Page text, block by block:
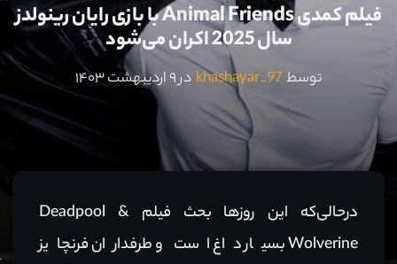
فیلم کمدی Animal Friends با بازی رایان رینولدز
سال 2025 اکران می‌شود
توسط khashayar_97 در ۹ اردیبهشت ۱۴۰۳
درحالی‌که این روزها بحث فیلم Deadpool &
Wolverine بسیار داغ است و طرفداران فرنچایز